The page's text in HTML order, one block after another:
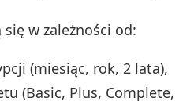
w zależności od:
(miesiąc, rok, 2 lata),
(Basic, Plus, Complete,